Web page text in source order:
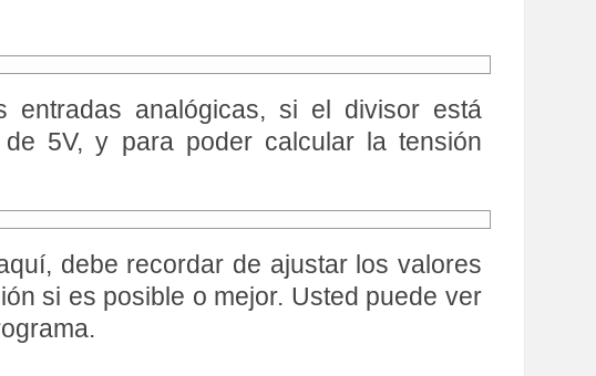
analógicas, si el divisor está
5V, y para poder calcular la tensión
debe recordar de ajustar los valores
si es posible o mejor. Usted puede ver